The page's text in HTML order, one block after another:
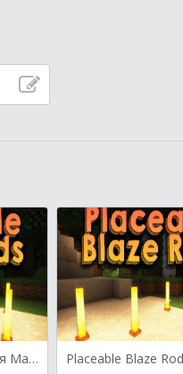
Placeable Blaze Rods для Майнкрафт 1.20